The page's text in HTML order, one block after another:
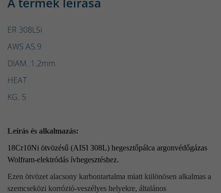
ER 308LSi
AWS A5.9
DIAM. 1.2mm
HEAT
KG. 5
Leírás és alkalmazás:
18Cr10Ni ötvözésű (AISI 308L) hegesztőpálca argonvédőgázas
Wolfram-elektródás ívhegesztéshez.
Ezen ötvözet alacsony karbontartalma miatt különösen alkalmas a
szemcseközi korrózió-veszélyes helyekre, általános